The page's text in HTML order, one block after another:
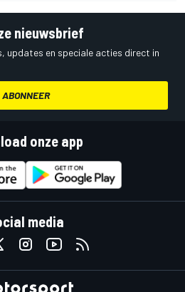
nieuwsbrief
updates en speciale acties direct in
ABONNEER
onze app
media